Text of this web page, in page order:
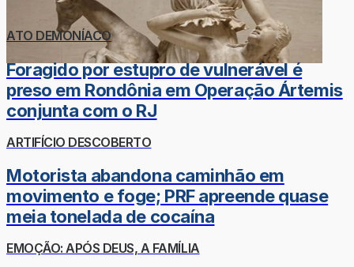
ATO DEMONÍACO
Foragido por estupro de vulnerável é
preso em Rondônia em Operação Ártemis
conjunta com o RJ
ARTIFÍCIO DESCOBERTO
Motorista abandona caminhão em
movimento e foge; PRF apreende quase
meia tonelada de cocaína
EMOÇÃO: APÓS DEUS, A FAMÍLIA